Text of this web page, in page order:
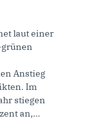
laut einer
Anstieg
Im
stiegen
an,…